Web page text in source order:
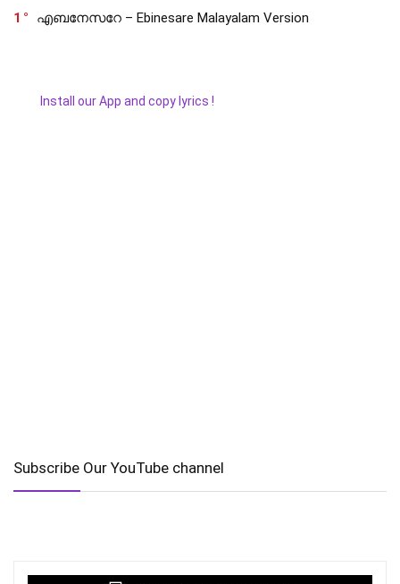
1 എബനേസറേ – Ebinesare Malayalam Version
Install our App and copy lyrics !
Subscribe Our YouTube channel